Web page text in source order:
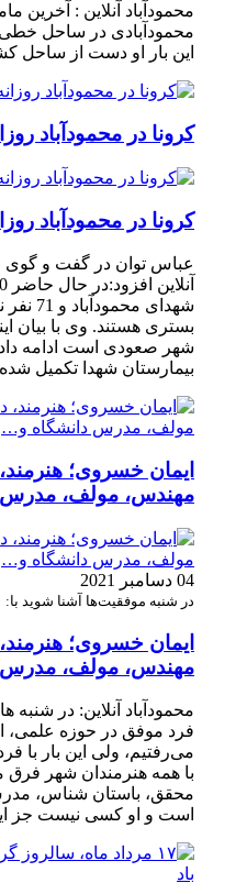
محمودآباد آنلاین :
محمودآبادی در ساحل
این بار او دست از ساحل
کرونا در محمودآباد
کرونا در محمودآباد
عباس توان در گفت و گوی
شهدای
بستری هستند. وی با بیان
شهر صعودی است ادامه
بیمارستان شهدا تکمیل
ایمان خسروی؛
مهندس، مولف، مدرس
04 دسامبر 2021
در شنبه موفقیت‌ها آشنا شوید با:
ایمان خسروی؛
مهندس، مولف، مدرس
محمودآباد آنلاین: در
فرد موفق در حوزه علمی،
می‌رفتیم، ولی این بار
با همه هنرمندان شهر فرق
محقق، باستان شناس،
است و او کسی نیست جز